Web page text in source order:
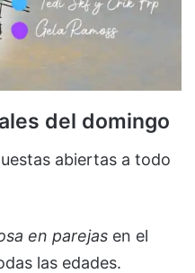
del domingo
abiertas a todo
en parejas en el
las edades.